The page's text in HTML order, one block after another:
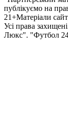
публікуємо на
21+Матеріали
Усi права
Люкс". "Футбол